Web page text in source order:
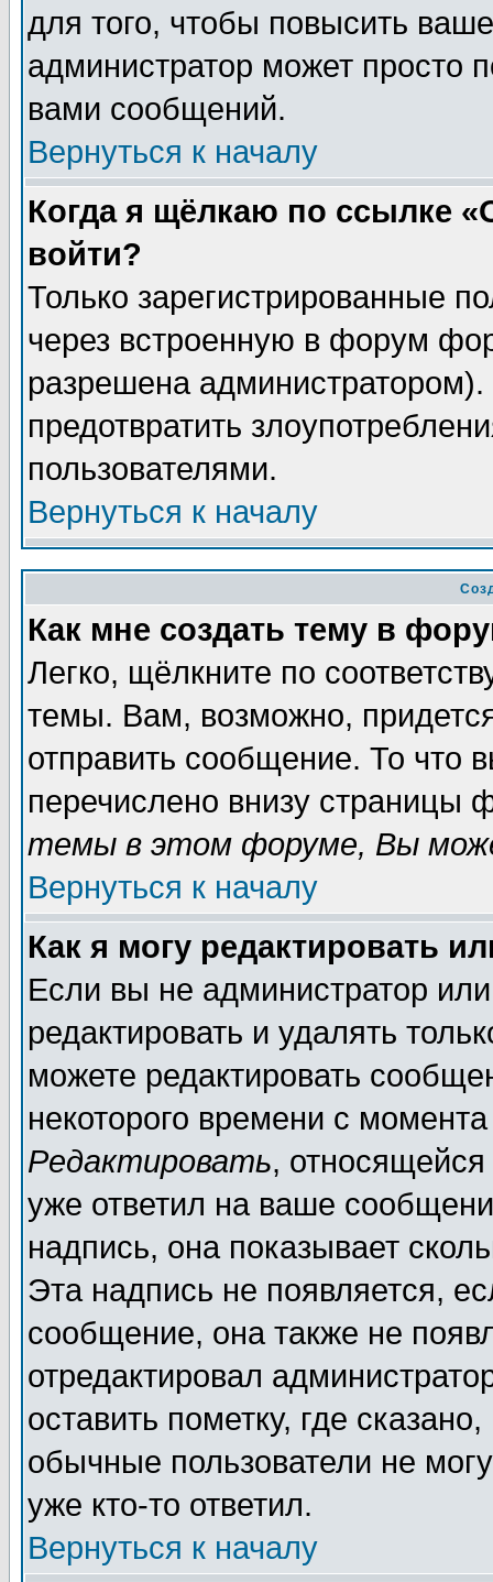
для того, чтобы повысить
администратор может просто
вами сообщений.
Вернуться к началу
Когда я щёлкаю по ссылке
войти?
Только зарегистрированные
через встроенную в форум
разрешена
предотвратить
пользователями.
Вернуться к началу
Как мне создать тему в
Легко, щёлкните по
темы. Вам, возможно,
отправить сообщение. То что
перечислено внизу страницы
темы в этом форуме, Вы
Вернуться к началу
Как я могу редактировать
Если вы не администратор
редактировать и удалять
можете редактировать
некоторого времени с
Редактировать,
уже ответил на ваше
надпись, она показывает
Эта надпись не появляется,
сообщение, она также не
отредактировал
оставить пометку, где
обычные пользователи не
уже кто-то ответил.
Вернуться к началу